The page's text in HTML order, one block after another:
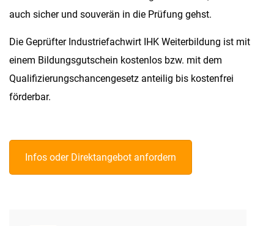
auch sicher und souverän in die Prüfung gehst.
Die Geprüfter Industriefachwirt IHK Weiterbildung ist mit
einem Bildungsgutschein kostenlos bzw. mit dem
Qualifizierungschancengesetz anteilig bis kostenfrei
förderbar.
Infos oder Direktangebot anfordern